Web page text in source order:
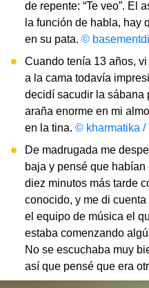
de repente: “Te veo”. El
la función de habla, hay
en su pata. ©
Cuando tenía 13 años,
a la cama todavía
decidí sacudir la sábana
araña enorme en mi
en la tina. © kharmatika /
De madrugada me
baja y pensé que
diez minutos más tarde
conocido, y me di
el equipo de música el
estaba comenzando
No se escuchaba muy
así que pensé que era